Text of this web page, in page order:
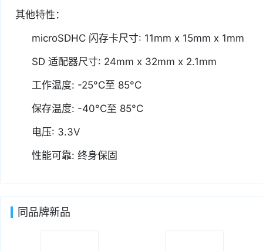
其他特性：
microSDHC 闪存卡尺寸: 11mm x 15mm x 1mm
SD 适配器尺寸: 24mm x 32mm x 2.1mm
工作温度: -25°C至 85°C
保存温度: -40°C至 85°C
电压: 3.3V
性能可靠: 终身保固
同品牌新品